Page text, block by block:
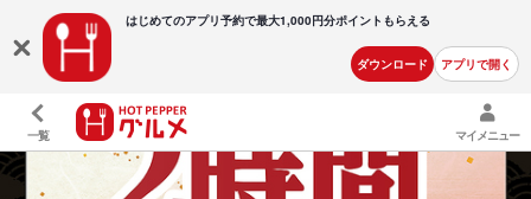
はじめてのアプリ予約で最大1,000円分ポイントもらえる
ダウンロード アプリで開く
一覧 マイメニュー